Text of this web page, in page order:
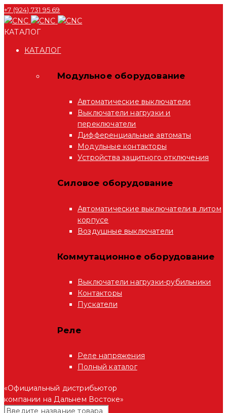
+7 (924) 731 95 69
КАТАЛОГ
КАТАЛОГ
Модульное оборудование
Автоматические выключатели
Выключатели нагрузки и
переключатели
Дифференциальные автоматы
Модульные контакторы
Устройства защитного отключения
Силовое оборудование
Автоматические выключатели в литом
корпусе
Воздушные выключатели
Коммутационное оборудование
Выключатели нагрузки-рубильники
Контакторы
Пускатели
Реле
Реле напряжения
Полный каталог
«Официальный дистрибьютор
компании на Дальнем Востоке»